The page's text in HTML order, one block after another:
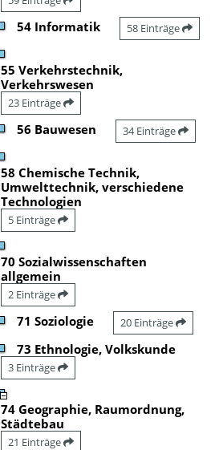
54 Informatik 58 Einträge
55 Verkehrstechnik,
Verkehrswesen
23 Einträge
56 Bauwesen 34 Einträge
58 Chemische Technik,
Umwelttechnik, verschiedene
Technologien
5 Einträge
70 Sozialwissenschaften
allgemein
2 Einträge
71 Soziologie 20 Einträge
73 Ethnologie, Volkskunde
3 Einträge
74 Geographie, Raumordnung,
Städtebau
21 Einträge